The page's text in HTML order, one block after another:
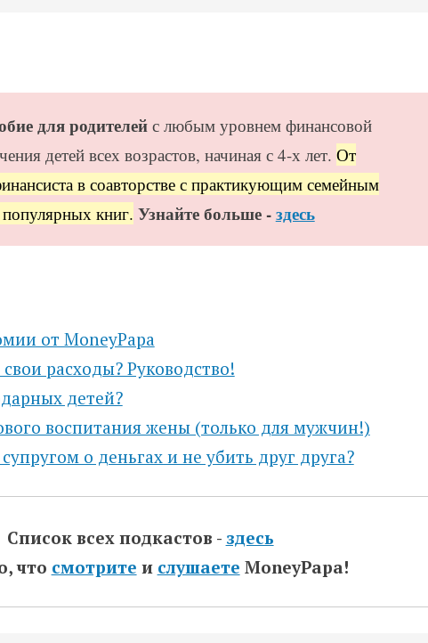
для родителейс любым уровнем финансовой
детей всех возрастов, начиная с 4-х лет. От
в соавторстве с практикующим семейным
книг. Узнайте больше -здесь
от MoneyPapa
расходы? Руководство!
детей?
воспитания жены (только для мужчин!)
о деньгах и не убить друг друга?
Список всех подкастов - здесь
что смотрите и слушаете MoneyPapa!